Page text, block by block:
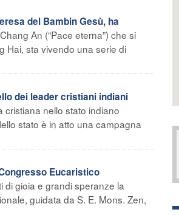
del Bambin Gesù, ha
An (“Pace eterna”) che si
Hai, sta vivendo una serie di
dei leader cristiani indiani
cristiana nello stato indiano
stato è in atto una campagna
Eucaristico
di gioia e grandi speranze la
guidata da S. E. Mons. Zen,